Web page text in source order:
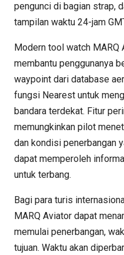
pengunci di bagian strap,
tampilan waktu 24-jam
Modern tool watch MARQ
membantu penggunanya
waypoint dari database
fungsi Nearest untuk
bandara terdekat. Fitur
memungkinkan pilot
dan kondisi penerbangan
dapat memperoleh
untuk terbang.
Bagi para turis
MARQ Aviator dapat
memulai penerbangan,
tujuan. Waktu akan